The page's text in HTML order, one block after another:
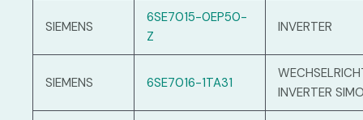
SIEMENS
6SE7015-0EP50-
Z
INVERTER
SIEMENS 6SE7016-1TA31
INVERTER